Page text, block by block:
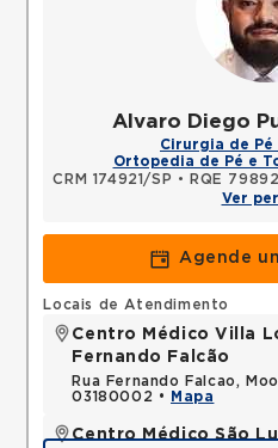
Alvaro Diego
Cirurgia de
Ortopedia de Pé e
CRM 174921/SP •
RQE 79892
Ver
Agende
Locais de Atendimento
Centro Médico Villa
Fernando Falcão
Rua Fernando Falcao,
03180002 •
Mapa
Centro Médico São